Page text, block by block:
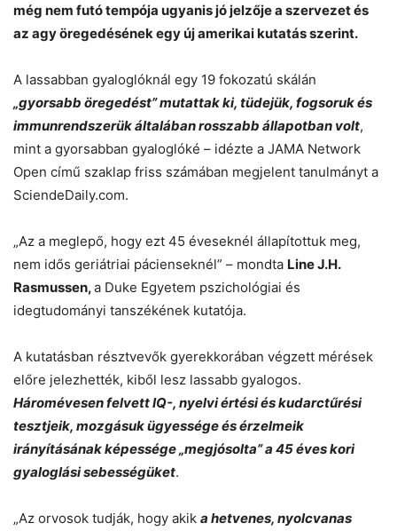
még nem futó tempója ugyanis jó jelzője a szervezet és
az agy öregedésének egy új amerikai kutatás szerint.
A lassabban gyaloglóknál egy 19 fokozatú skálán
„gyorsabb öregedést” mutattak ki, tüdejük, fogsoruk és
immunrendszerük általában rosszabb állapotban volt,
mint a gyorsabban gyaloglóké – idézte a JAMA Network
Open című szaklap friss számában megjelent tanulmányt a
SciendeDaily.com.
„Az a meglepő, hogy ezt 45 éveseknél állapítottuk meg,
nem idős geriátriai pácienseknél” – mondta Line J.H.
Rasmussen,a Duke Egyetem pszichológiai és
idegtudományi tanszékének kutatója.
A kutatásban résztvevők gyerekkorában végzett mérések
előre jelezhették, kiből lesz lassabb gyalogos.
Háromévesen felvett IQ-, nyelvi értési és kudarctűrési
tesztjeik, mozgásuk ügyessége és érzelmeik
irányításának képessége „megjósolta” a 45 éves kori
gyaloglási sebességüket.
„Az orvosok tudják, hogy akik a hetvenes, nyolcvanas